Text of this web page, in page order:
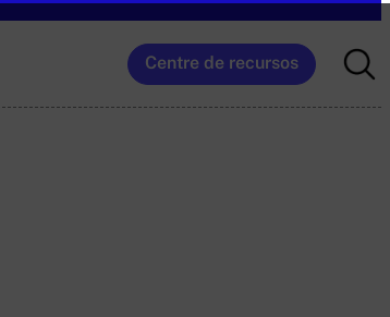
Centre de recursos
for: